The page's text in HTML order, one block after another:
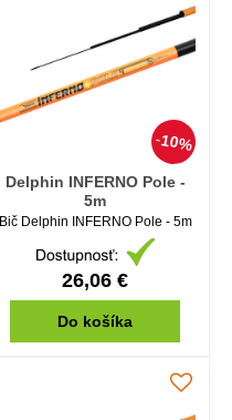
10%
Delphin INFERNO Pole -
5m
Bič Delphin INFERNO Pole - 5m
26,06 €
Do košíka